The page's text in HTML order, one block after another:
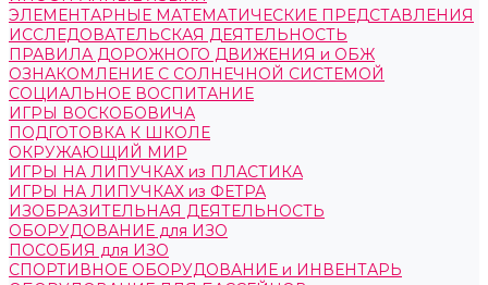
ЭЛЕМЕНТАРНЫЕ МАТЕМАТИЧЕСКИЕ ПРЕДСТАВЛЕНИЯ
ИССЛЕДОВАТЕЛЬСКАЯ ДЕЯТЕЛЬНОСТЬ
ПРАВИЛА ДОРОЖНОГО ДВИЖЕНИЯ и ОБЖ
ОЗНАКОМЛЕНИЕ С СОЛНЕЧНОЙ СИСТЕМОЙ
СОЦИАЛЬНОЕ ВОСПИТАНИЕ
ИГРЫ ВОСКОБОВИЧА
ПОДГОТОВКА К ШКОЛЕ
ОКРУЖАЮЩИЙ МИР
ИГРЫ НА ЛИПУЧКАХ из ПЛАСТИКА
ИГРЫ НА ЛИПУЧКАХ из ФЕТРА
ИЗОБРАЗИТЕЛЬНАЯ ДЕЯТЕЛЬНОСТЬ
ОБОРУДОВАНИЕ для ИЗО
ПОСОБИЯ для ИЗО
СПОРТИВНОЕ ОБОРУДОВАНИЕ и ИНВЕНТАРЬ